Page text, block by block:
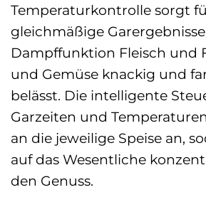
Temperaturkontrolle sorgt
gleichmäßige
Dampffunktion Fleisch und
und Gemüse knackig und
belässt. Die intelligente
Garzeiten und
an die jeweilige Speise an,
auf das Wesentliche
den Genuss.